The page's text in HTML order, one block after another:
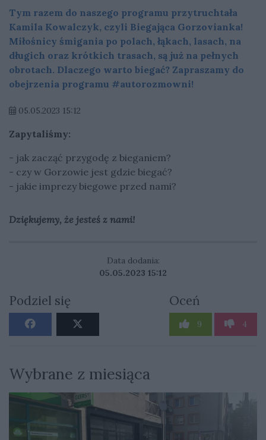
Tym razem do naszego programu przytruchtała
Kamila Kowalczyk, czyli Biegająca Gorzovianka!
Miłośnicy śmigania po polach, łąkach, lasach, na
długich oraz krótkich trasach, są już na pełnych
obrotach. Dlaczego warto biegać? Zapraszamy do
obejrzenia programu #autorozmowni!
05.05.2023 15:12
Zapytaliśmy:
- jak zacząć przygodę z bieganiem?
- czy w Gorzowie jest gdzie biegać?
- jakie imprezy biegowe przed nami?
Dziękujemy, że jesteś z nami!
Data dodania:
05.05.2023 15:12
Podziel się Oceń
9 4
Wybrane z miesiąca